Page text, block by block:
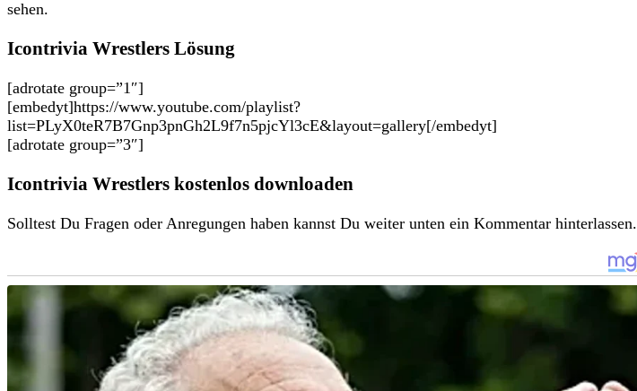
sehen.
Icontrivia Wrestlers Lösung
[adrotate group=”1″]
[embedyt]https://www.youtube.com/playlist?
list=PLyX0teR7B7Gnp3pnGh2L9f7n5pjcYl3cE&layout=gallery[/embedyt]
[adrotate group=”3″]
Icontrivia Wrestlers kostenlos downloaden
Solltest Du Fragen oder Anregungen haben kannst Du weiter unten ein Kommentar hinterlassen.